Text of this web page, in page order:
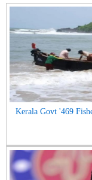
Kerala Govt '469